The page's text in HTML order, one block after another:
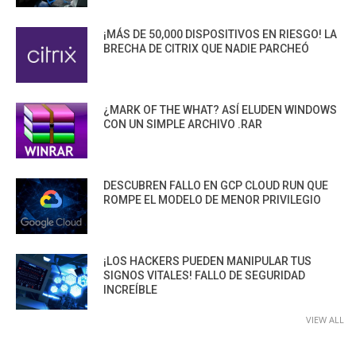
¡MÁS DE 50,000 DISPOSITIVOS EN RIESGO! LA
BRECHA DE CITRIX QUE NADIE PARCHEÓ
¿MARK OF THE WHAT? ASÍ ELUDEN WINDOWS
CON UN SIMPLE ARCHIVO .RAR
DESCUBREN FALLO EN GCP CLOUD RUN QUE
ROMPE EL MODELO DE MENOR PRIVILEGIO
¡LOS HACKERS PUEDEN MANIPULAR TUS
SIGNOS VITALES! FALLO DE SEGURIDAD
INCREÍBLE
VIEW ALL